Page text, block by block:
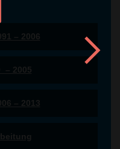
– 2006
– 2005
– 2013